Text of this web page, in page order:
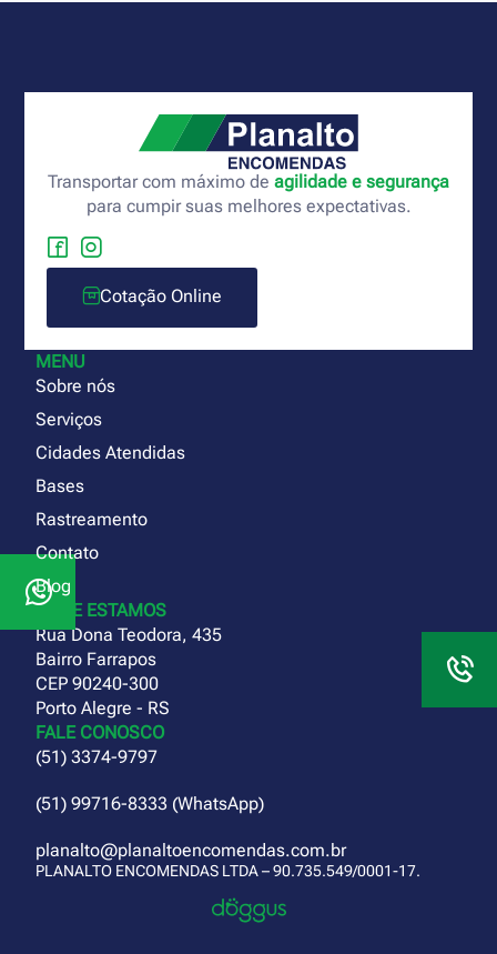
Transportar com máximo de agilidade e segurança
para cumpir suas melhores expectativas.
Cotação Online
MENU
Sobre nós
Serviços
Cidades Atendidas
Bases
Rastreamento
Contato
Blog
ONDE ESTAMOS
Rua Dona Teodora, 435
Bairro Farrapos
CEP 90240-300
Porto Alegre - RS
FALE CONOSCO
(51) 3374-9797
(51) 99716-8333 (WhatsApp)
planalto@planaltoencomendas.com.br
PLANALTO ENCOMENDAS LTDA – 90.735.549/0001-17.